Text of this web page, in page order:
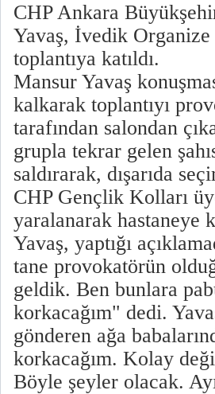
CHP Ankara
Yavaş, İvedik
toplantıya katıldı.
Mansur Yavaş
kalkarak toplantıyı
tarafından salondan
grupla tekrar gelen
saldırarak, dışarıda
CHP Gençlik Kolları
yaralanarak hastaneye
Yavaş, yaptığı
tane provokatörün
geldik. Ben bunlara
korkacağım" dedi.
gönderen ağa
korkacağım. Kolay
Böyle şeyler olacak.